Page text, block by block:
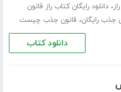
،دانلود رایگان کتاب راز قانون
جذب رایگان، قانون جذب چیست
دانلود کتاب